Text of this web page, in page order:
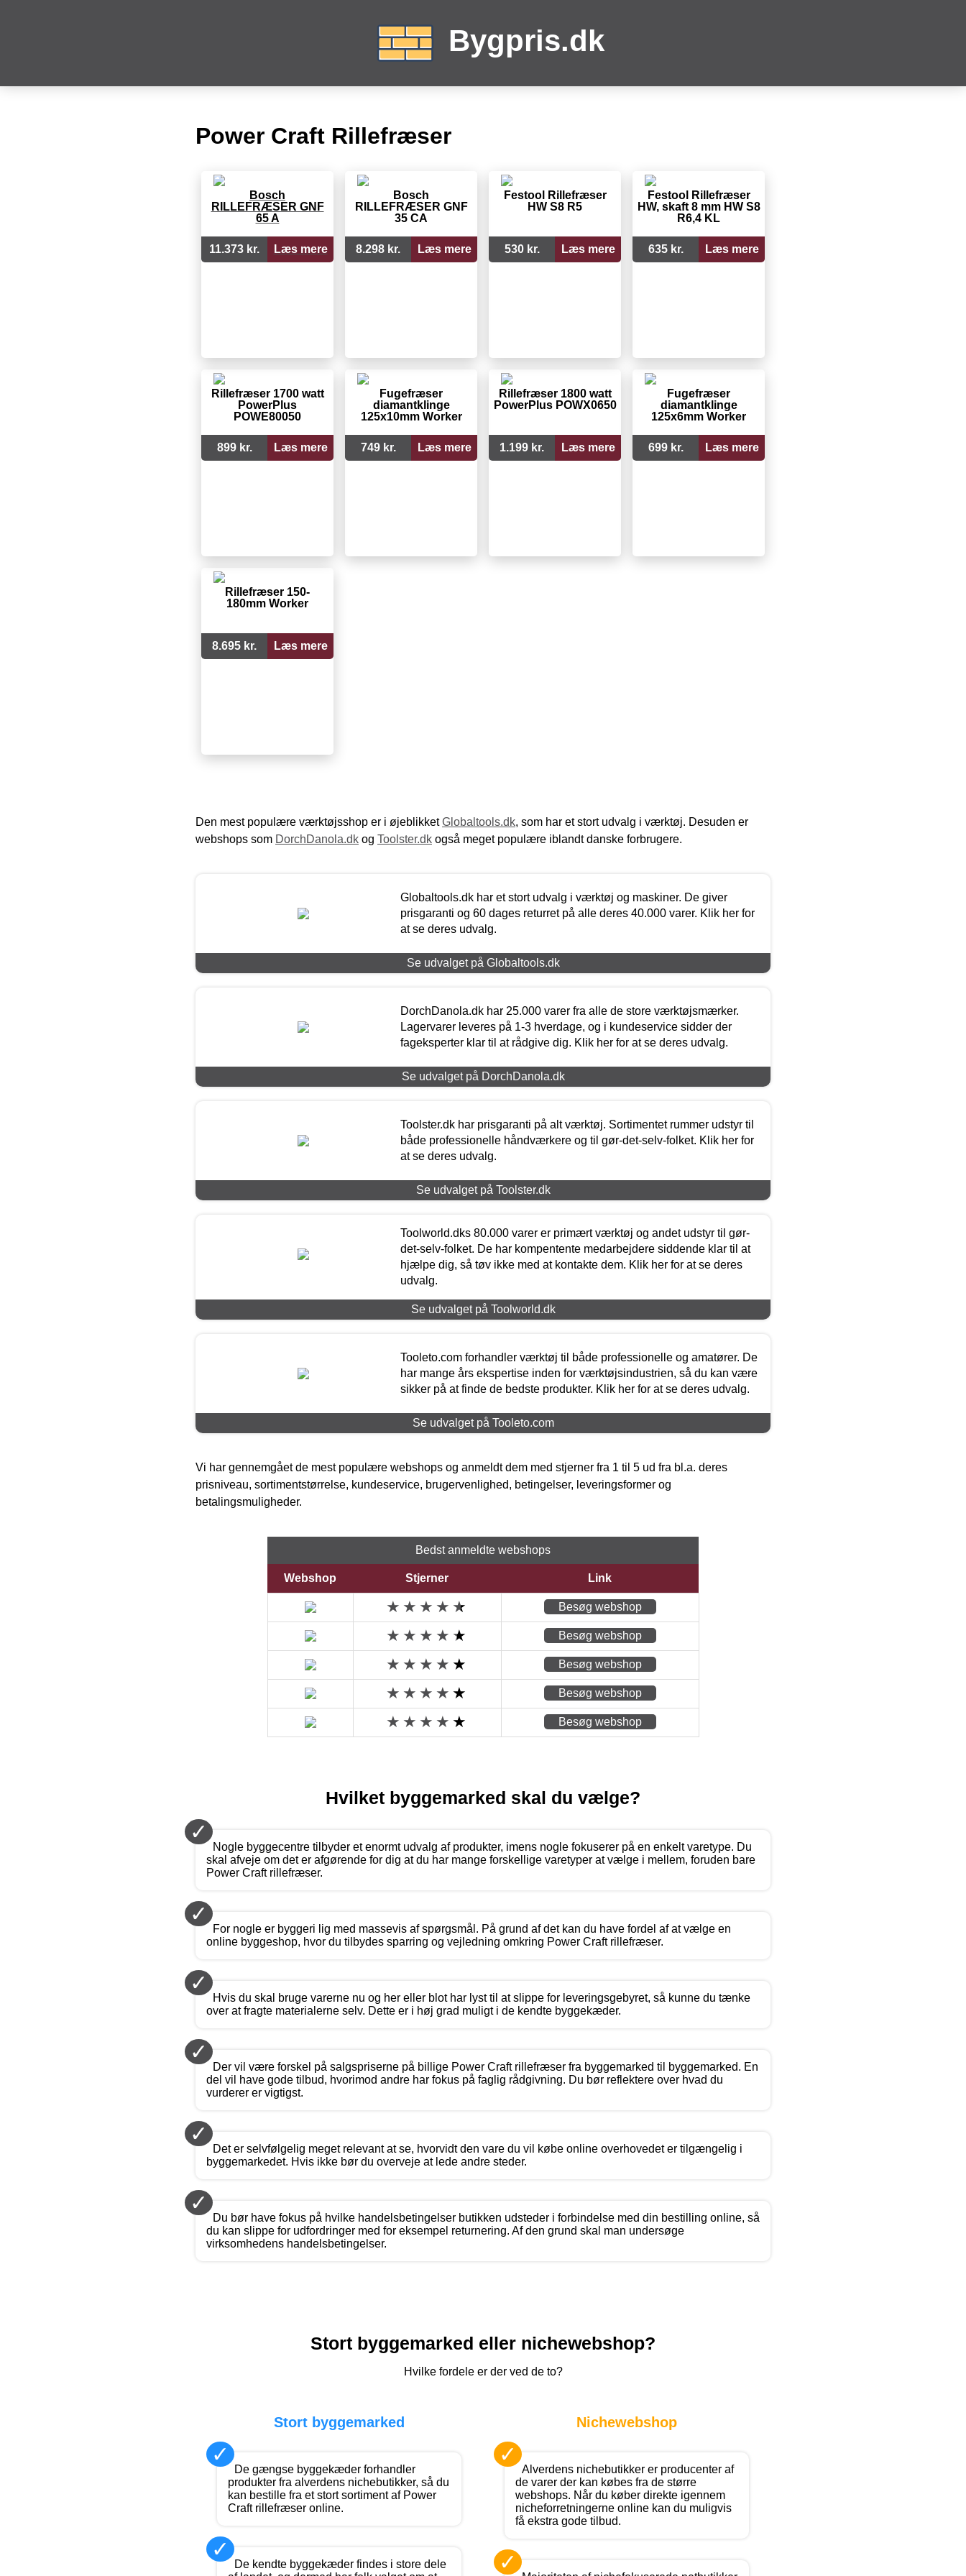
Bygpris.dk
Power Craft Rillefræser
Bosch
RILLEFRÆSER GNF
65 A
11.373 kr. Læs mere
Bosch
RILLEFRÆSER GNF
35 CA
8.298 kr. Læs mere
Festool Rillefræser
HW S8 R5
530 kr. Læs mere
Festool Rillefræser
HW, skaft 8 mm HW S8
R6,4 KL
635 kr. Læs mere
Rillefræser 1700 watt
PowerPlus
POWE80050
899 kr. Læs mere
Fugefræser
diamantklinge
125x10mm Worker
749 kr. Læs mere
Rillefræser 1800 watt
PowerPlus POWX0650
1.199 kr. Læs mere
Fugefræser
diamantklinge
125x6mm Worker
699 kr. Læs mere
Rillefræser 150-
180mm Worker
8.695 kr. Læs mere
Den mest populære værktøjsshop er i øjeblikketGlobaltools.dk, som har et stort udvalg i værktøj. Desuden er
webshops som DorchDanola.dk og Toolster.dk også meget populære iblandt danske forbrugere.
Globaltools.dk har et stort udvalg i værktøj og maskiner. De giver
prisgaranti og 60 dages returret på alle deres 40.000 varer. Klik her for
at se deres udvalg.
Se udvalget på Globaltools.dk
DorchDanola.dk har 25.000 varer fra alle de store værktøjsmærker.
Lagervarer leveres på 1-3 hverdage, og i kundeservice sidder der
fageksperter klar til at rådgive dig. Klik her for at se deres udvalg.
Se udvalget på DorchDanola.dk
Toolster.dk har prisgaranti på alt værktøj. Sortimentet rummer udstyr til
både professionelle håndværkere og til gør-det-selv-folket. Klik her for
at se deres udvalg.
Se udvalget på Toolster.dk
Toolworld.dks 80.000 varer er primært værktøj og andet udstyr til gør-
det-selv-folket. De har kompentente medarbejdere siddende klar til at
hjælpe dig, så tøv ikke med at kontakte dem. Klik her for at se deres
udvalg.
Se udvalget på Toolworld.dk
Tooleto.com forhandler værktøj til både professionelle og amatører. De
har mange års ekspertise inden for værktøjsindustrien, så du kan være
sikker på at finde de bedste produkter. Klik her for at se deres udvalg.
Se udvalget på Tooleto.com
Vi har gennemgået de mest populære webshops og anmeldt dem med stjerner fra 1 til 5 ud fra bl.a. deres
prisniveau, sortimentstørrelse, kundeservice, brugervenlighed, betingelser, leveringsformer og
betalingsmuligheder.
Bedst anmeldte webshops
Webshop Stjerner Link
Besøg webshop
Besøg webshop
Besøg webshop
Besøg webshop
Besøg webshop
Hvilket byggemarked skal du vælge?
✓
Nogle byggecentre tilbyder et enormt udvalg af produkter, imens nogle fokuserer på en enkelt varetype. Du
skal afveje om det er afgørende for dig at du har mange forskellige varetyper at vælge i mellem, foruden bare
Power Craft rillefræser.
✓
For nogle er byggeri lig med massevis af spørgsmål. På grund af det kan du have fordel af at vælge en
online byggeshop, hvor du tilbydes sparring og vejledning omkring Power Craft rillefræser.
✓
Hvis du skal bruge varerne nu og her eller blot har lyst til at slippe for leveringsgebyret, så kunne du tænke
over at fragte materialerne selv. Dette er i høj grad muligt i de kendte byggekæder.
✓
Der vil være forskel på salgspriserne på billige Power Craft rillefræser fra byggemarked til byggemarked. En
del vil have gode tilbud, hvorimod andre har fokus på faglig rådgivning. Du bør reflektere over hvad du
vurderer er vigtigst.
✓
Det er selvfølgelig meget relevant at se, hvorvidt den vare du vil købe online overhovedet er tilgængelig i
byggemarkedet. Hvis ikke bør du overveje at lede andre steder.
✓
Du bør have fokus på hvilke handelsbetingelser butikken udsteder i forbindelse med din bestilling online, så
du kan slippe for udfordringer med for eksempel returnering. Af den grund skal man undersøge
virksomhedens handelsbetingelser.
Stort byggemarked eller nichewebshop?
Hvilke fordele er der ved de to?
Stort byggemarked
✓
De gængse byggekæder forhandler
produkter fra alverdens nichebutikker, så du
kan bestille fra et stort sortiment af Power
Craft rillefræser online.
✓
De kendte byggekæder findes i store dele
Nichewebshop
✓
Alverdens nichebutikker er producenter af
de varer der kan købes fra de større
webshops. Når du køber direkte igennem
nicheforretningerne online kan du muligvis
få ekstra gode tilbud.
✓